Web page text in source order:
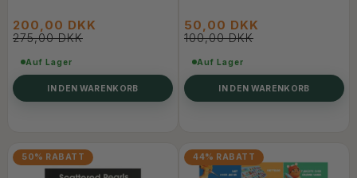
200,00 DKK
275,00 DKK
Auf Lager
IN DEN WARENKORB
50,00 DKK
100,00 DKK
Auf Lager
IN DEN WARENKORB
50% RABATT 44% RABATT